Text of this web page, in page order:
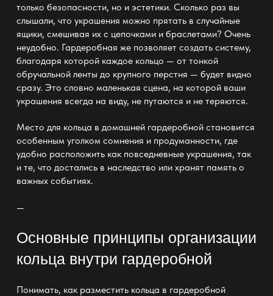
только безопасности, но и эстетики. Сколько раз вы
слышали, что украшения можно прятать в случайные
ящики, смешивая их с цепочками и браслетами? Очень
неудобно. Гардеробная же позволяет создать систему,
благодаря которой каждое кольцо — от тонкой
обручальной ленты до крупного перстня — будет видно
сразу. Это словно маленькая сцена, на которой ваши
украшения всегда на виду, не путаются и не теряются.
Место для кольца в домашней гардеробнойстановится
особенным уголком сомнения и продуманности, где
удобно расположить как повседневные украшения, так
и те, что достались в наследство или хранят память о
важных событиях.
—
Основные принципы организации
кольца внутри гардеробной
Понимать, как разместить кольца в гардеробной